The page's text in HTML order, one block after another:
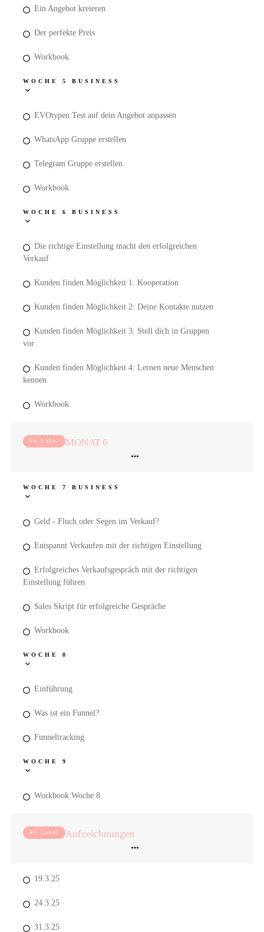
Ein Angebot kreieren
Der perfekte Preis
Workbook
WOCHE 5 BUSINESS
EVOtypen Test auf dein Angebot anpassen
WhatsApp Gruppe erstellen
Telegram Gruppe erstellen
Workbook
WOCHE 6 BUSINESS
Die richtige Einstellung macht den erfolgreichen
Verkauf
Kunden finden Möglichkeit 1: Kooperation
Kunden finden Möglichkeit 2: Deine Kontakte nutzen
Kunden finden Möglichkeit 3: Stell dich in Gruppen
vor
Kunden finden Möglichkeit 4: Lernen neue Menschen
kennen
Workbook
No Label MONAT 6
WOCHE 7 BUSINESS
Geld - Fluch oder Segen im Verkauf?
Entspannt Verkaufen mit der richtigen Einstellung
Erfolgreiches Verkaufsgespräch mit der richtigen
Einstellung führen
Sales Skript für erfolgreiche Gespräche
Workbook
WOCHE 8
Einführung
Was ist ein Funnel?
Funneltracking
WOCHE 9
Workbook Woche 8
No Label Aufzeichnungen
19.3.25
24.3.25
31.3.25